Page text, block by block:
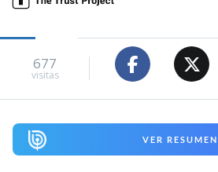
677
visitas
VER RESUMEN